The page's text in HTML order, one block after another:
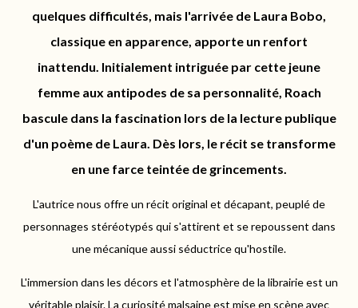
quelques difficultés, mais l'arrivée de Laura Bobo,
classique en apparence, apporte un renfort
inattendu. Initialement intriguée par cette jeune
femme aux antipodes de sa personnalité, Roach
bascule dans la fascination lors de la lecture publique
d'un poème de Laura. Dès lors, le récit se transforme
en une farce teintée de grincements.
L'autrice nous offre un récit original et décapant, peuplé de
personnages stéréotypés qui s'attirent et se repoussent dans
une mécanique aussi séductrice qu'hostile.
L'immersion dans les décors et l'atmosphère de la librairie est un
véritable plaisir. La curiosité malsaine est mise en scène avec